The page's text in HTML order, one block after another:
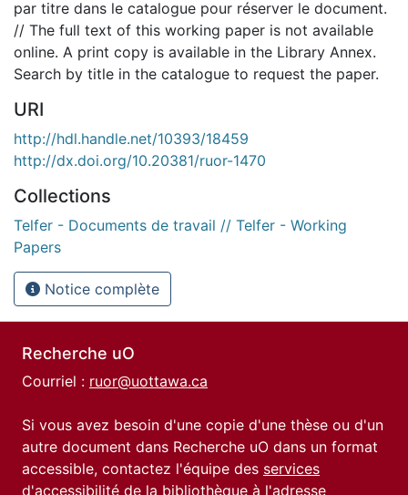
par titre dans le catalogue pour réserver le document.
// The full text of this working paper is not available
online. A print copy is available in the Library Annex.
Search by title in the catalogue to request the paper.
URI
http://hdl.handle.net/10393/18459
http://dx.doi.org/10.20381/ruor-1470
Collections
Telfer - Documents de travail // Telfer - Working
Papers
Notice complète
Recherche uO
Courriel : ruor@uottawa.ca
Si vous avez besoin d'une copie d'une thèse ou d'un
autre document dans Recherche uO dans un format
accessible, contactez l'équipe des services
d'accessibilité de la bibliothèque à l'adresse